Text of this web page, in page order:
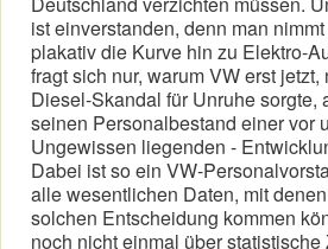
ist einverstanden, denn man
plakativ die Kurve hin zu Elektro-
fragt sich nur, warum VW erst
Diesel-Skandal für Unruhe sorgte,
seinen Personalbestand einer vor
Ungewissen liegenden -
Dabei ist so ein VW-
alle wesentlichen Daten, mit
solchen Entscheidung kommen
noch nicht einmal über